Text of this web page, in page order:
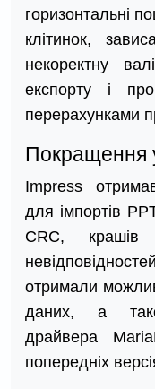
горизонтальні
клітинок,
некоректну
експорту і
перерахунками
Покращення
Impress
для імпортів
CRC,
отримали
даних, а
драйвера
попередніх